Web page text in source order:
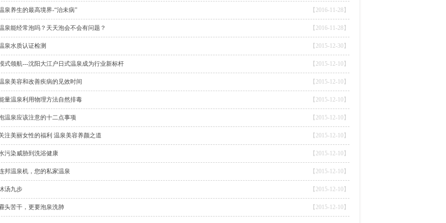
【2016-11-28】
泉养生的最高境界-“治未病”
【2016-11-28】
泉能经常泡吗？天天泡会不会有问题？
【2015-12-30】
泉水质认证检测
【2015-12-10】
式领航---沈阳大江户日式温泉成为行业新标杆
【2015-12-10】
泉美容和改善疾病的见效时间
【2015-12-10】
量温泉利用物理方法自然排毒
【2015-12-10】
温泉应该注意的十二点事项
【2015-12-10】
注美丽女性的福利 温泉美容养颜之道
【2015-12-10】
污染威胁到洗浴健康
【2015-12-10】
邦温泉机，您的私家温泉
【2015-12-10】
汤九步
【2015-12-10】
头苦干，更要泡泉洗肺